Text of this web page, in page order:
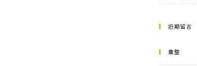
近期留言
彙整